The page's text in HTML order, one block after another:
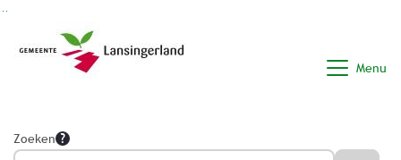
Menu
Zoeken